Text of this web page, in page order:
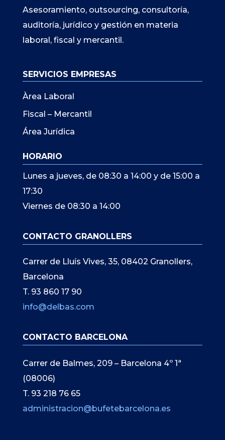
Asesoramiento, outsourcing, consultoría,
auditoría, jurídico y gestión en materia
laboral, fiscal y mercantil.
SERVICIOS EMPRESAS
Àrea Laboral
Fiscal – Mercantil
Área Jurídica
HORARIO
Lunes a jueves, de 08:30 a 14:00 y de 15:00 a
17:30
Viernes de 08:30 a 14:00
CONTACTO GRANOLLERS
Carrer de Lluís Vives, 35, 08402 Granollers,
Barcelona
T. 93 860 17 90
info@delbas.com
CONTACTO BARCELONA
Carrer de Balmes, 209 – Barcelona 4º 1ª
(08006)
T. 93 218 76 65
administracion@bufetebarcelona.es